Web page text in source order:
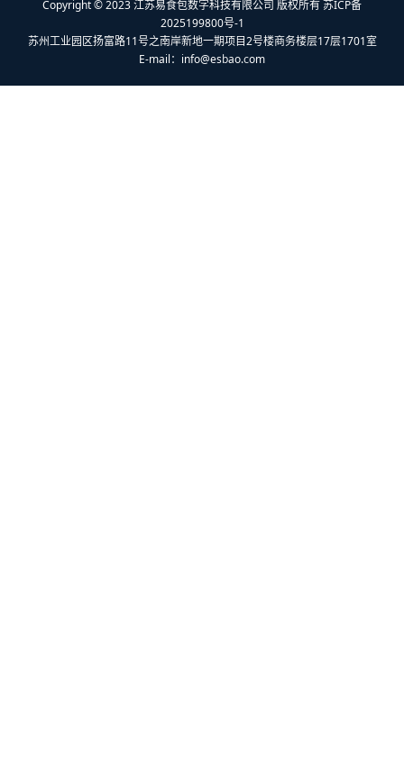
Copyright © 2023 江苏易食包数字科技有限公司 版权所有 苏ICP备
2025199800号-1
苏州工业园区扬富路11号之南岸新地一期项目2号楼商务楼层17层1701室
E-mail： info@esbao.com